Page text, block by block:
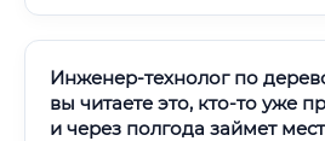
Инженер-технолог по
вы читаете это, кто-то уже
и через полгода займет